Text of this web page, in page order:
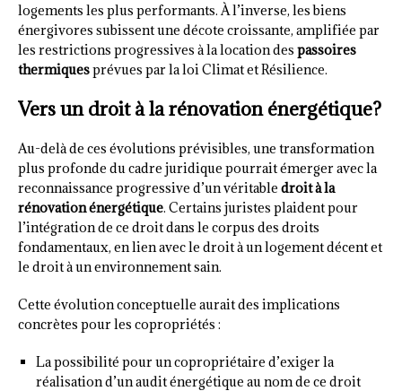
logements les plus performants. À l’inverse, les biens
énergivores subissent une décote croissante, amplifiée par
les restrictions progressives à la location des passoires
thermiquesprévues par la loi Climat et Résilience.
Vers un droit à la rénovation énergétique?
Au-delà de ces évolutions prévisibles, une transformation
plus profonde du cadre juridique pourrait émerger avec la
reconnaissance progressive d’un véritable droit à la
rénovation énergétique. Certains juristes plaident pour
l’intégration de ce droit dans le corpus des droits
fondamentaux, en lien avec le droit à un logement décent et
le droit à un environnement sain.
Cette évolution conceptuelle aurait des implications
concrètes pour les copropriétés :
La possibilité pour un copropriétaire d’exiger la
réalisation d’un audit énergétique au nom de ce droit